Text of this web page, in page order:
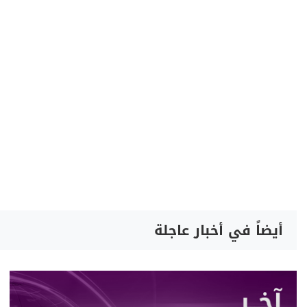
أيضاً في أخبار عاجلة